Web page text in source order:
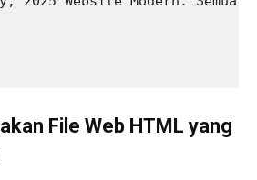
File Web HTML yang